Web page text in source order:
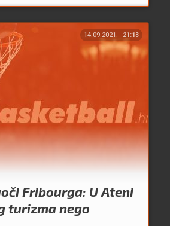
14.09.2021. 21:13
Fribourga: U Ateni
turizma nego